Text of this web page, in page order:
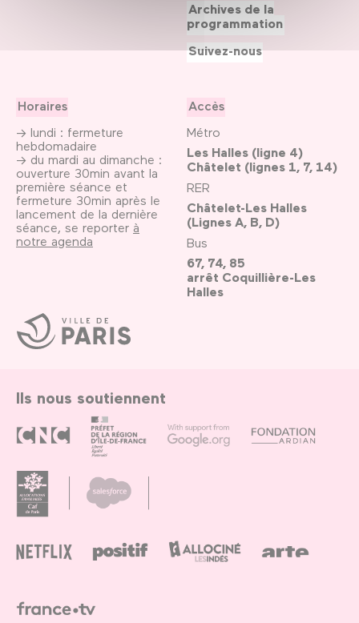
Ville
de
Paris
Horaires
→ lundi : fermeture
hebdomadaire
→ du mardi au dimanche :
ouverture 30min avant la
première séance et
fermeture 30min après le
lancement de la dernière
séance, se reporter à
notre agenda
Accès
Métro
Les Halles (ligne 4)
Châtelet (lignes 1, 7, 14)
RER
Châtelet-Les Halles
(Lignes A, B, D)
Bus
67, 74, 85
arrêt Coquillière-Les
Halles
Archives de la
programmation
Suivez-nous
Ils nous soutiennent